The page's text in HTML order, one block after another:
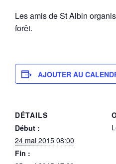
Les amis de St Albin
forêt.
AJOUTER AU
DÉTAILS
Début :
24 mai 2015 08:00
Fin :